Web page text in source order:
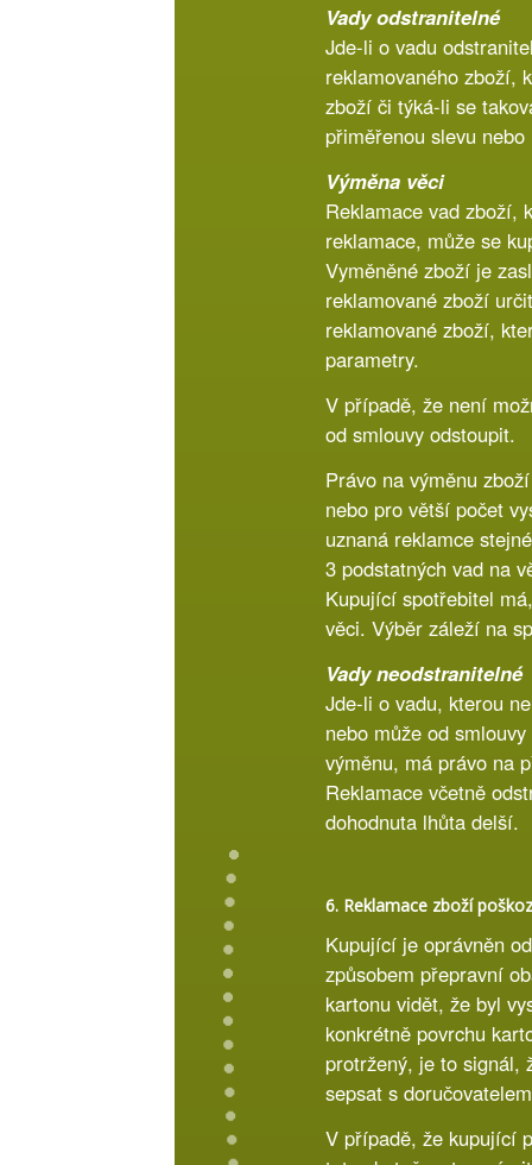
Vady odstranitelné
Jde-li o vadu
reklamovaného zboží,
zboží či týká-li se
přiměřenou slevu
Výměna věci
Reklamace vad zboží,
reklamace, může se
Vyměněné zboží je
reklamované zboží
reklamované zboží,
parametry.
V případě, že není
od smlouvy odstoupit.
Právo na výměnu
nebo pro větší počet
uznaná reklamce
3 podstatných vad na
Kupující spotřebitel
věci. Výběr záleží na
Vady neodstranitelné
Jde-li o vadu, kterou
nebo může od
výměnu, má právo na
Reklamace včetně
dohodnuta lhůta delší.
6. Reklamace zboží
Kupující je oprávněn
způsobem přepravní
kartonu vidět, že byl
konkrétně povrchu
protržený, je to signál,
sepsat s
V případě, že kupující